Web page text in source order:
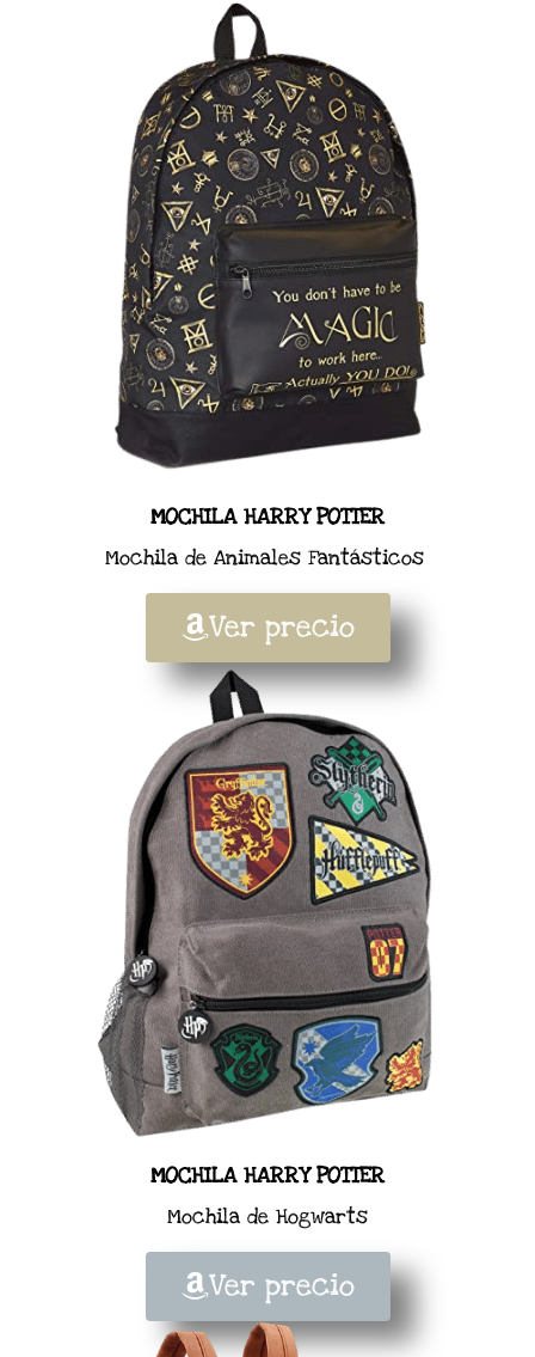
MOCHILA HARRY POTTER
Mochila de Animales Fantásticos
Ver precio
MOCHILA HARRY POTTER
Mochila de Hogwarts
Ver precio